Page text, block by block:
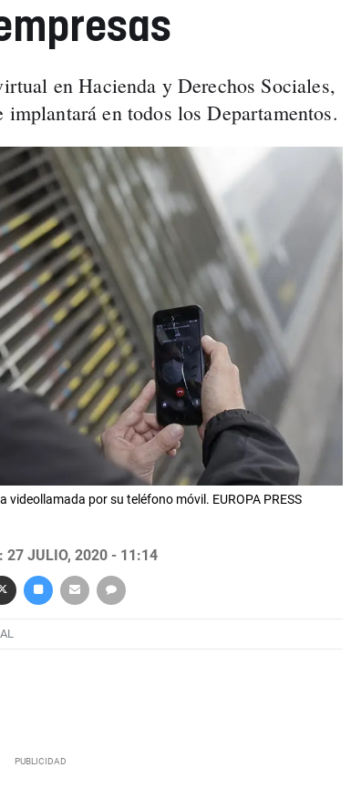
en Hacienda y Derechos Sociales,
implantará en todos los Departamentos.
por su teléfono móvil. EUROPA PRESS
27 JULIO, 2020 - 11:14